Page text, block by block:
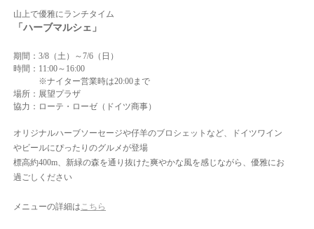
山上で優雅にランチタイム
「ハーブマルシェ」
期間：3/8（土）～7/6（日）
時間：11:00～16:00
※ナイター営業時は20:00まで
場所：展望プラザ
協力：ローテ・ローゼ（ドイツ商事）
オリジナルハーブソーセージや仔羊のブロシェットなど、ドイツワイン
やビールにぴったりのグルメが登場
標高約400m、新緑の森を通り抜けた爽やかな風を感じながら、優雅にお
過ごしください
メニューの詳細はこちら